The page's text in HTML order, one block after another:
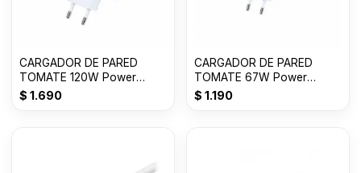
CARGADOR DE PARED
TOMATE 120W Power
adapter Suit USB T-CH018
$ 1.690
CARGADOR DE PARED
TOMATE 67W Power
adapter Suit USB T-CH016
$ 1.190